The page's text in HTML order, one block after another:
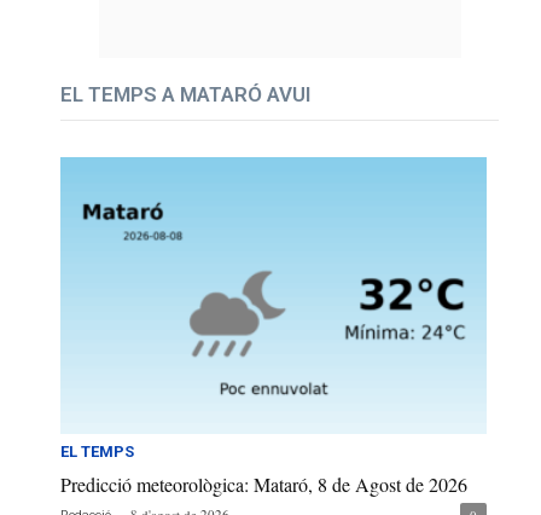
EL TEMPS A MATARÓ AVUI
EL TEMPS
Predicció meteorològica: Mataró, 8 de Agost de 2026